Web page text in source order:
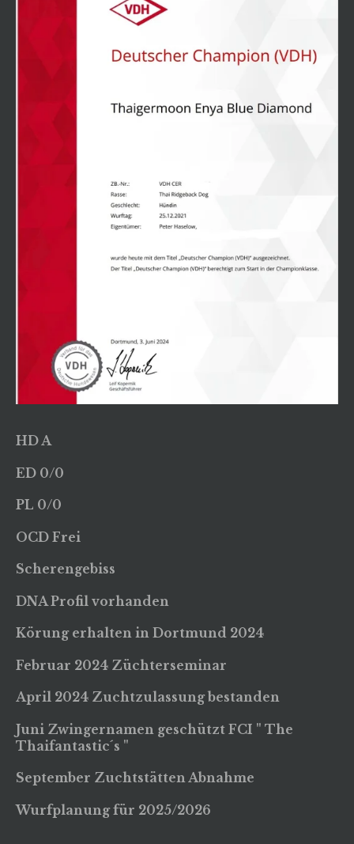
HD A
ED 0/0
PL 0/0
OCD Frei
Scherengebiss
DNA Profil vorhanden
Körung erhalten in Dortmund 2024
Februar 2024 Züchterseminar
April 2024 Zuchtzulassung bestanden
Juni Zwingernamen geschützt FCI " The
Thaifantastic´s "
September Zuchtstätten Abnahme
Wurfplanung für 2025/2026